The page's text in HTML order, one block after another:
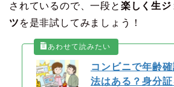
されているので、一段と 楽しく生ジ
ツ を是非試してみましょう！
コンビニで年齢
法はある？身分